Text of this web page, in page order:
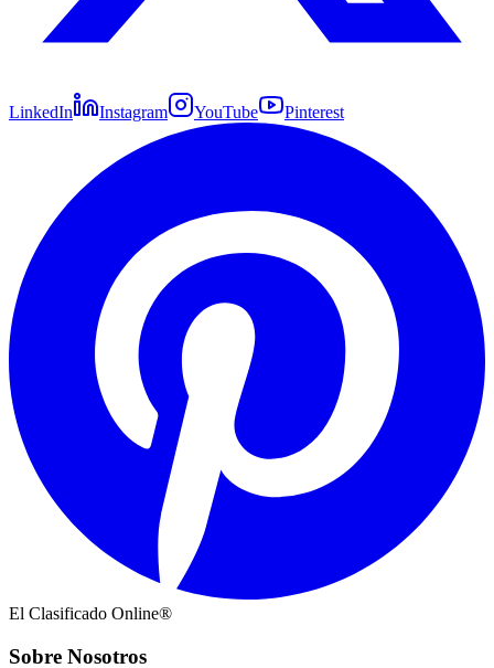
LinkedIn Instagram YouTube Pinterest
El Clasificado Online®
Sobre Nosotros